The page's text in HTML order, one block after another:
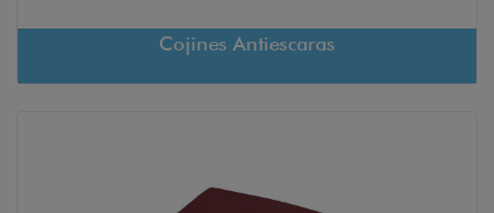
Cojines Antiescaras